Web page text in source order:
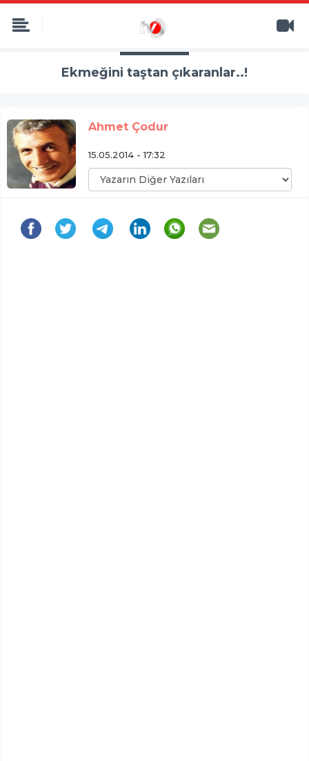
Ekmeğini taştan çıkaranlar..!
Ahmet Çodur
15.05.2014 - 17:32